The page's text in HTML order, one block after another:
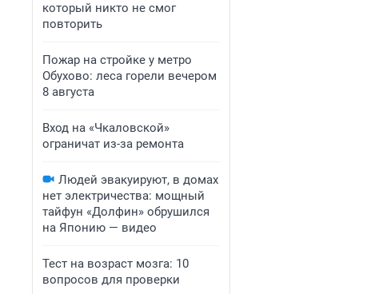
который никто не смог
повторить
Пожар на стройке у метро
Обухово: леса горели вечером
8 августа
Вход на «Чкаловской»
ограничат из-за ремонта
Людей эвакуируют, в домах
нет электричества: мощный
тайфун «Долфин» обрушился
на Японию — видео
Тест на возраст мозга: 10
вопросов для проверки